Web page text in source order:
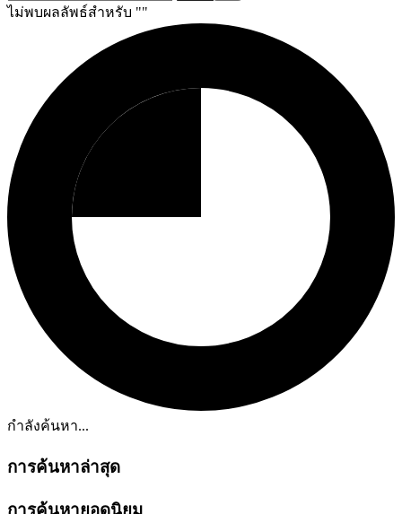
ไม่พบผลลัพธ์สำหรับ ""
กำลังค้นหา...
การค้นหาล่าสุด
การค้นหายอดนิยม